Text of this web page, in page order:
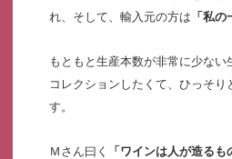
れ、そして、輸入元の方は 「私
もともと生産本数が非常に少な
コレクションしたくて、ひっそ
す。
Ｍさん曰く
「ワインは人が造る